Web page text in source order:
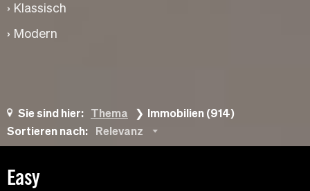
Klassisch
Modern
Sie sind hier: Thema
Immobilien (914)
Sortieren nach:
Relevanz
Easy